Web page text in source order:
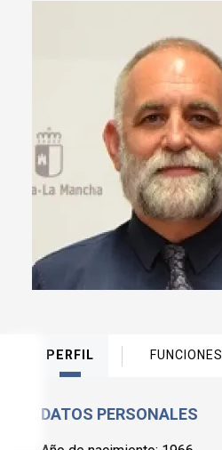
PERFIL FUNCIONES
DATOS PERSONALES